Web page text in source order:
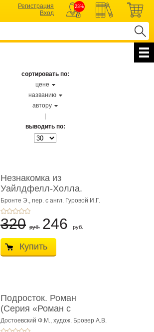
Регистрация
Вход
23%
сортировать по:
цене
названию
автору
выводить по:
Незнакомка из
Уайлдфелл-Холла.
Роман (Серия «Р� ...
Бронте Э., пер. с англ. Гуровой И.Г.
320 руб. 246 руб.
Купить
Подросток. Роман
(Серия «Роман с
книгой»)
Достоевский Ф.М., худож. Бровер А.В.